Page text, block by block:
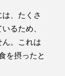
、たくさ
るため、
。これは
を摂ったと